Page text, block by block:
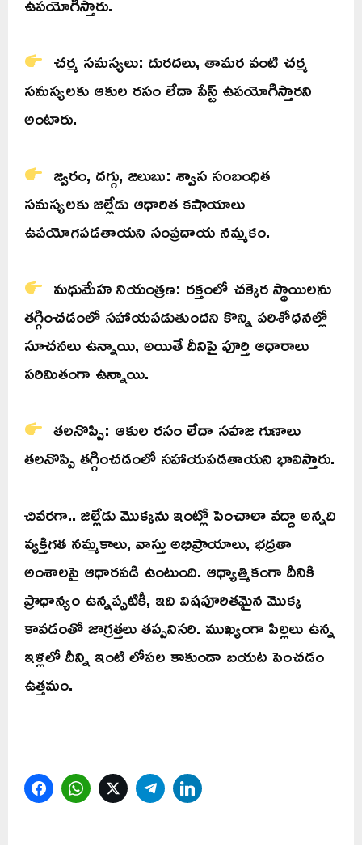
చర్మ సమస్యలు: దురదలు, తామర వంటి చర్మ
సమస్యలకు ఆకుల రసం లేదా పేస్ట్ ఉపయోగిస్తారని
అంటారు.
జ్వరం, దగ్గు, జలుబు: శ్వాస సంబంధిత
సమస్యలకు జిల్లేడు ఆధారిత కషాయాలు
ఉపయోగపడతాయని సంప్రదాయ నమ్మకం.
మధుమేహ నియంత్రణ: రక్తంలో చక్కెర స్థాయిలను
తగ్గించడంలో సహాయపడుతుందని కొన్ని పరిశోధనల్లో
సూచనలు ఉన్నాయి, అయితే దీనిపై పూర్తి ఆధారాలు
పరిమితంగా ఉన్నాయి.
తలనొప్పి: ఆకుల రసం లేదా సహజ గుణాలు
తలనొప్పి తగ్గించడంలో సహాయపడతాయని భావిస్తారు.
చివరగా.. జిల్లేడు మొక్కను ఇంట్లో పెంచాలా వద్దా అన్నది
వ్యక్తిగత నమ్మకాలు, వాస్తు అభిప్రాయాలు, భద్రతా
అంశాలపై ఆధారపడి ఉంటుంది. ఆధ్యాత్మికంగా దీనికి
ప్రాధాన్యం ఉన్నప్పటికీ, ఇది విషపూరితమైన మొక్క
కావడంతో జాగ్రత్తలు తప్పనిసరి. ముఖ్యంగా పిల్లలు ఉన్న
ఇళ్లలో దీన్ని ఇంటి లోపల కాకుండా బయట పెంచడం
ఉత్తమం.
FacebookWhatsAppTwitterTelegram